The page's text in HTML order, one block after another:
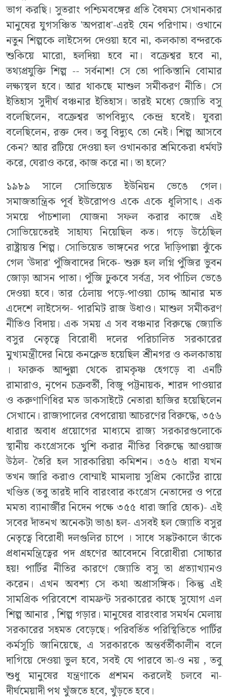
ভাগ করছি। সুতরাং পশ্চিমবঙ্গের প্রতি বৈষম্য সেখানকার
মানুষের যুগসঞ্চিত 'অপরাধ'-এরই যেন পরিণাম। ওখানে
নতুন শিল্পকে লাইসেন্স দেওয়া হবে না, কলকাতা বন্দরকে
শুকিয়ে মারো, হলদিয়া হবে না। বক্রেশ্বর হবে না,
তথ্যপ্রযুক্তি শিল্প -- সর্বনাশ! সে তো পাকিস্তানি বোমার
লক্ষ্যস্থল হবে। আর থাকছে মাশুল সমীকরণ নীতি। সে
ইতিহাস সুদীর্ঘ বঞ্চনার ইতিহাস। তারই মধ্যে জ্যোতি বসু
বলেছিলেন, বক্রেশ্বর তাপবিদ্যুৎ কেন্দ্র হবেই। যুবরা
বলেছিলেন, রক্ত দেব। তবু বিদ্যুৎ তো নেই। শিল্প আসবে
কেন? আর রটিয়ে দেওয়া হল ওখানকার শ্রমিকেরা ধর্মঘট
করে, ঘেরাও করে, কাজ করে না। তা হলে?
১৯৮৯ সালে সোভিয়েত ইউনিয়ন ভেঙে গেল।
সমাজতান্ত্রিক পূর্ব ইউরোপও একে একে ধূলিসাৎ। এক
সময়ে পাঁচশালা যোজনা সফল করার কাজে এই
সোভিয়েতেরই সাহায্য নিয়েছিল কত। গড়ে উঠেছিল
রাষ্ট্রায়ত্ত শিল্প। সোভিয়েত ভাঙ্গনের পরে দাঁড়িপাল্লা ঝুঁকে
গেল 'উদার' পুঁজিবাদের দিকে- শুরু হল লগ্নি পুঁজির ভুবন
জোড়া আসন পাতা। পুঁজি ঢুকবে সর্বত্র, সব পাঁচিল ভেঙে
দেওয়া হবে। তার ঠেলায় পড়ে-পাওয়া চোদ্দ আনার মত
এদেশে লাইসেন্স- পারমিট রাজ উধাও। মাশুল সমীকরণ
নীতিও বিদায়। এক সময় এ সব বঞ্চনার বিরুদ্ধে জ্যোতি
বসুর নেতৃত্বে বিরোধী দলের পরিচালিত সরকারের
মুখ্যমন্ত্রীদের নিয়ে কনক্লেভ হয়েছিল শ্রীনগর ও কলকাতায়
। ফারুক আব্দুল্লা থেকে রামকৃষ্ণ হেগড়ে বা এনটি
রামারাও, নৃপেন চক্রবর্তী, বিজু পট্টনায়ক, শারদ পাওয়ার
ও করুণাণিধির মত ডাকসাইটে নেতারা হাজির হয়েছিলেন
সেখানে। রাজ্যপালের বেপরোয়া আচরণের বিরুদ্ধে, ৩৫৬
ধারার অবাধ প্রয়োগের মাধ্যমে রাজ্য সরকারগুলোকে
স্থানীয় কংগ্রেসকে খুশি করার নীতির বিরুদ্ধে আওয়াজ
উঠল- তৈরি হল সারকারিয়া কমিশন। ৩৫৬ ধারা যখন
তখন জারি করাও বোম্মাই মামলায় সুপ্রিম কোর্টের রায়ে
খণ্ডিত (তবু তারই দাবি বারংবার কংগ্রেস নেতাদের ও পরে
মমতা ব্যানার্জীর নিদেন পক্ষে ৩৫৫ ধারা জারি হোক)- এই
সবের দাঁতনখ অনেকটা ভাঙা হল- এসবই হল জ্যোতি বসুর
নেতৃত্বে বিরোধী দলগুলির চাপে । সাধে সঙ্কটকালে তাঁকে
প্রধানমন্ত্রিত্বের পদ গ্রহণের আবেদনে বিরোধীরা সোচ্চার
হয়! পার্টির নীতির কারণে জ্যোতি বসু তা প্রত্যাখ্যানও
করেন। এখন অবশ্য সে কথা অপ্রাসঙ্গিক। কিন্তু এই
সামগ্রিক পরিবেশে বামফ্রন্ট সরকারের কাছে সুযোগ এল
শিল্প আনার , শিল্প গড়ার। মানুষের বারংবার সমর্থন মেলায়
সরকারের সহমত বেড়েছে। পরিবর্তিত পরিস্থিতিতে পার্টির
কর্মসূচি জানিয়েছে, এ সরকারকে অন্তর্বর্তীকালীন বলে
দাগিয়ে দেওয়া ভুল হবে, সবই যে পারবে তা-ও নয় , তবু
শুধু মানুষের যন্ত্রণাকে প্রশমন করলেই চলবে না-
দীর্ঘমেয়াদী পথ খুঁজতে হবে, খুঁড়তে হবে।